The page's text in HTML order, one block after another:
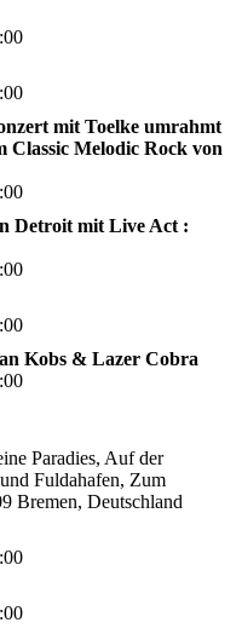
mit Toelke umrahmt
Classic Melodic Rock von
Detroit mit Live Act :
Kobs & Lazer Cobra
Paradies, Auf der
Fuldahafen, Zum
Bremen, Deutschland